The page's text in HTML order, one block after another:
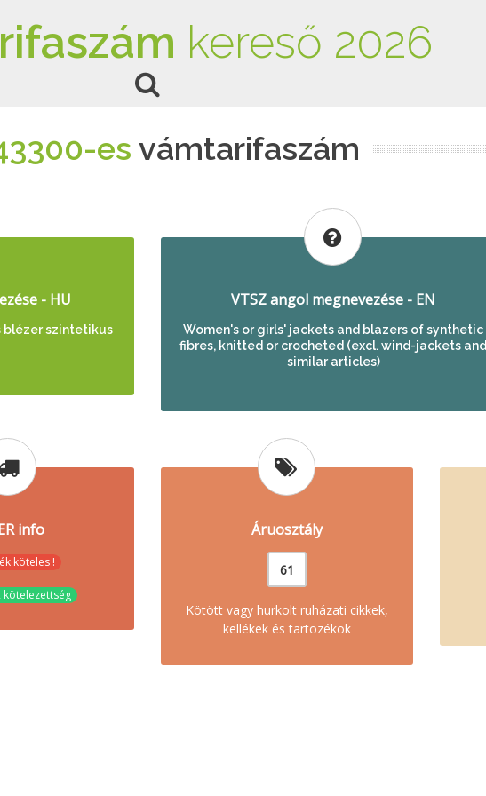
kereső 2026
es vámtarifaszám
- HU
blézer szintetikus
VTSZ angol megnevezése - EN
Women's or girls' jackets and blazers of synthetic
fibres, knitted or crocheted (excl. wind-jackets and
similar articles)
info
köteles !
kötelezettség
Áruosztály
61
Kötött vagy hurkolt ruházati cikkek,
kellékek és tartozékok